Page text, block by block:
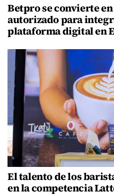
Betpro se convierte
autorizado para
plataforma digital en
El talento de los
en la competencia